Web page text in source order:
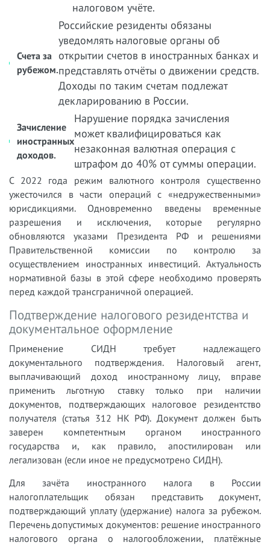
налоговом учёте.
Счета за
рубежом.
Российские резиденты обязаны
уведомлять налоговые органы об
открытии счетов в иностранных банках и
представлять отчёты о движении средств.
Доходы по таким счетам подлежат
декларированию в России.
Зачисление
иностранных
доходов.
Нарушение порядка зачисления
может квалифицироваться как
незаконная валютная операция с
штрафом до 40% от суммы операции.
С 2022 года режим валютного контроля существенно
ужесточился в части операций с «недружественными»
юрисдикциями. Одновременно введены временные
разрешения и исключения, которые регулярно
обновляются указами Президента РФ и решениями
Правительственной комиссии по контролю за
осуществлением иностранных инвестиций. Актуальность
нормативной базы в этой сфере необходимо проверять
перед каждой трансграничной операцией.
Подтверждение налогового резидентства и
документальное оформление
Применение СИДН требует надлежащего
документального подтверждения. Налоговый агент,
выплачивающий доход иностранному лицу, вправе
применить льготную ставку только при наличии
документов, подтверждающих налоговое резидентство
получателя (статья 312 НК РФ). Документ должен быть
заверен компетентным органом иностранного
государства и, как правило, апостилирован или
легализован (если иное не предусмотрено СИДН).
Для зачёта иностранного налога в России
налогоплательщик обязан представить документ,
подтверждающий уплату (удержание) налога за рубежом.
Перечень допустимых документов: решение иностранного
налогового органа о налогообложении, платёжные